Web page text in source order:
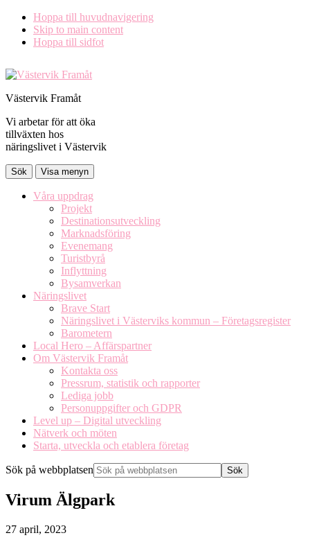
Hoppa till huvudnavigering
Skip to main content
Hoppa till sidfot
Västervik Framåt
Vi arbetar för att öka
tillväxten hos
näringslivet i Västervik
Sök Visa menyn
Våra uppdrag
Projekt
Destinationsutveckling
Marknadsföring
Evenemang
Turistbyrå
Inflyttning
Bysamverkan
Näringslivet
Brave Start
Näringslivet i Västerviks kommun – Företagsregister
Barometern
Local Hero – Affärspartner
Om Västervik Framåt
Kontakta oss
Pressrum, statistik och rapporter
Lediga jobb
Personuppgifter och GDPR
Level up – Digital utveckling
Nätverk och möten
Starta, utveckla och etablera företag
Sök på webbplatsen
Virum Älgpark
27 april, 2023